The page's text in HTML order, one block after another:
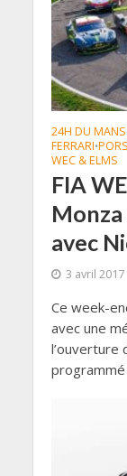
24H DU MANS
FERRARI•
WEC & ELMS
FIA
avec
3 avril 2017
Ce week-
avec une
l’ouverture
programmé